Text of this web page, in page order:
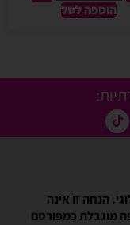
הוספה לסל
הנחה זו אינה
מוגבלת כמפורסם